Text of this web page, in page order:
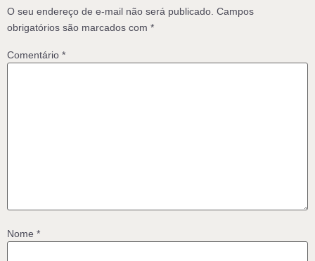
O seu endereço de e-mail não será publicado. Campos
obrigatórios são marcados com *
Comentário *
Nome *